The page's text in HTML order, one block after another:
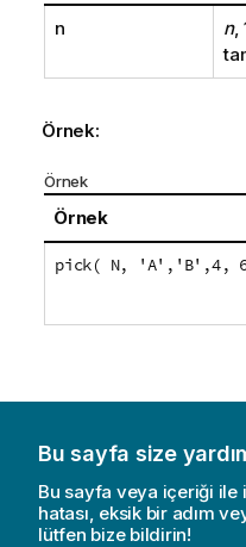
n n,
Örnek:
Örnek
Örnek
pick( N, 'A','B',4,
Bu sayfa size
Bu sayfa veya içeriği ile
hatası, eksik bir adım
lütfen bize bildirin!